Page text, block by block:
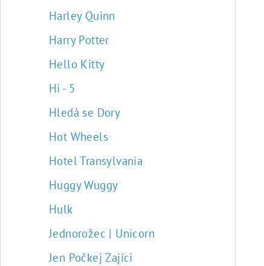
Harley Quinn
Harry Potter
Hello Kitty
Hi - 5
Hledá se Dory
Hot Wheels
Hotel Transylvania
Huggy Wuggy
Hulk
Jednorožec | Unicorn
Jen Počkej Zajíci